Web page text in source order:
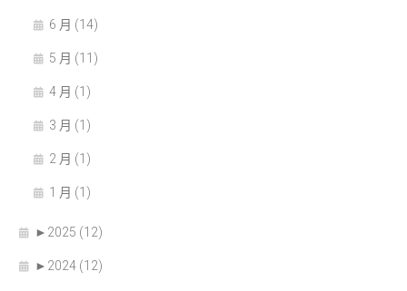
6 月 (14)
5 月 (11)
4 月 (1)
3 月 (1)
2 月 (1)
1 月 (1)
► 2025 (12)
► 2024 (12)